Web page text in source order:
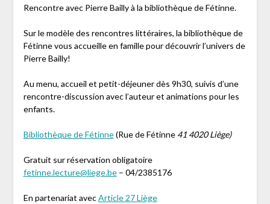
Rencontre avec Pierre Bailly à la bibliothèque de Fétinne.
Sur le modèle des rencontres littéraires, la bibliothèque de
Fétinne vous accueille en famille pour découvrir l’univers de
Pierre Bailly!
Au menu, accueil et petit-déjeuner dès 9h30, suivis d’une
rencontre-discussion avec l’auteur et animations pour les
enfants.
Bibliothèque de Fétinne(Rue de Fétinne41 4020 Liège)
Gratuit sur réservation obligatoire
fetinne.lecture@liege.be– 04/2385176
En partenariat avecArticle 27 Liège